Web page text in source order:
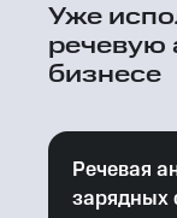
Уже
речевую
бизнесе
Речевая
зарядных